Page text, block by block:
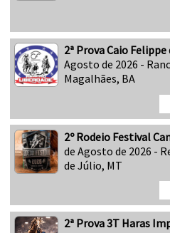
2ª Prova Caio
Agosto de 2026 -
Magalhães, BA
2º Rodeio Festival
de Agosto de 2026 -
de Júlio, MT
2ª Prova 3T Haras